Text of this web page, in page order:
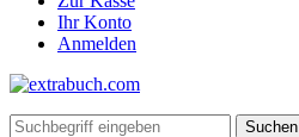
Ihr Konto
Anmelden
Suchen